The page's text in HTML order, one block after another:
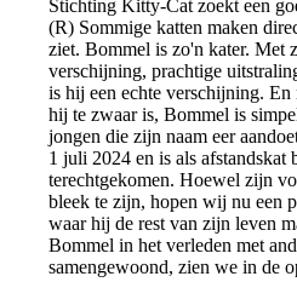
Stichting Kitty-Cat zoekt een
(R) Sommige katten maken
ziet. Bommel is zo'n kater. Met
verschijning, prachtige
is hij een echte verschijning.
hij te zwaar is, Bommel is
jongen die zijn naam eer
1 juli 2024 en is als
terechtgekomen. Hoewel zijn
bleek te zijn, hopen wij nu een
waar hij de rest van zijn leven
Bommel in het verleden met
samengewoond, zien we in de